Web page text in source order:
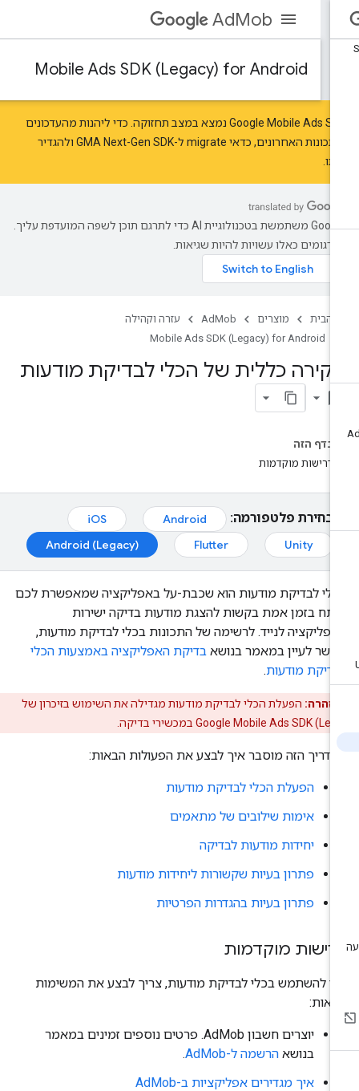
AdMob
Mobile Ads SDK (Legacy) for Android
‫Google Mobile Ads SDK נמצא במצב תחזוקה. כדי ליהנות מהעדכונים
האחרונים, כדאיmigrateל-GMA Next-Gen SDK ו
להגדיר
‫Google משתמשת בטכנולוגיית AI כדי לתרגם תוכן לשפה המועדפת עליך.
כאלו עשויות להיות שגיאות.
הבית מוצרים AdMob
עזרה וקהילה
Mobile Ads SDK (Legacy) for Android
כללית של הכלי לבדיקת מודעות
בדף הזה
דרישות מוקדמות
בחירת פלטפורמה: Android
iOS
Unity
Flutter
Android (Legacy)
לבדיקת מודעות הוא שכבת-על באפליקציה שמאפשרת לכם
בזמן אמת בקשות להצגת מודעות בדיקה ישירות
לנייד. לרשימה של התכונות בכלי לבדיקת מודעות,
לעיין במאמר בנושאבדיקת האפליקציה באמצעות הכלי
מודעות.
אזהרה:הפעלת הכלי לבדיקת מודעות מגדילה את השימוש בזיכרון של
Google Mobile Ads SDKבמכשירי בדיקה.
הזה מוסבר איך לבצע את הפעולות הבאות:
הפעלת הכלי לבדיקת מודעות
אימות שילובים של מתאמים
יחידות מודעות לבדיקה
פתרון בעיות שקשורות ליחידות מודעות
פתרון בעיות בהגדרות הפרטיות
מוקדמות
להשתמש בכלי לבדיקת מודעות, צריך לבצע את המשימות
יוצרים חשבון AdMob. פרטים נוספים זמינים במאמר
בנושאהרשמה ל-AdMob
.
איך מגדירים אפליקציות ב-AdMob